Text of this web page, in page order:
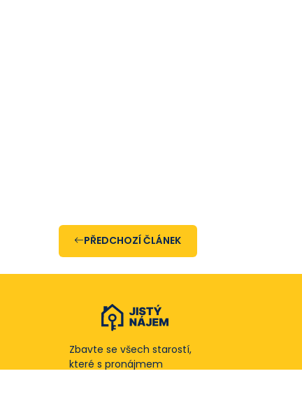
PŘEDCHOZÍ ČLÁNEK
Zbavte se všech starostí,
které s pronájmem